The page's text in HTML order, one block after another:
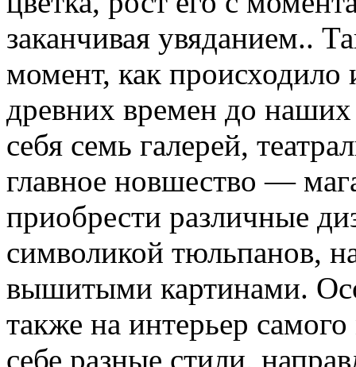
заканчивая увяданием..
момент, как происходило
древних времен до
себя семь галерей,
главное новшество —
приобрести различные
символикой тюльпанов,
вышитыми картинами.
также на интерьер
себе разные стили,